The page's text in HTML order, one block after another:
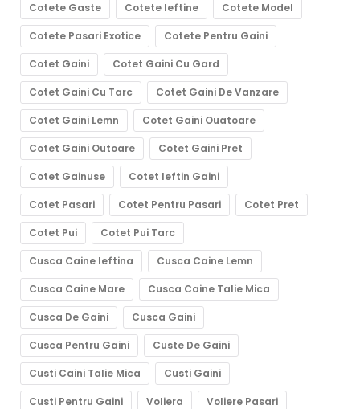
Cotete Gaste Cotete Ieftine Cotete Model
Cotete Pasari Exotice Cotete Pentru Gaini
Cotet Gaini Cotet Gaini Cu Gard
Cotet Gaini Cu Tarc Cotet Gaini De Vanzare
Cotet Gaini Lemn Cotet Gaini Ouatoare
Cotet Gaini Outoare Cotet Gaini Pret
Cotet Gainuse Cotet Ieftin Gaini
Cotet Pasari Cotet Pentru Pasari Cotet Pret
Cotet Pui Cotet Pui Tarc
Cusca Caine Ieftina Cusca Caine Lemn
Cusca Caine Mare Cusca Caine Talie Mica
Cusca De Gaini Cusca Gaini
Cusca Pentru Gaini Custe De Gaini
Custi Caini Talie Mica Custi Gaini
Custi Pentru Gaini Voliera Voliere Pasari